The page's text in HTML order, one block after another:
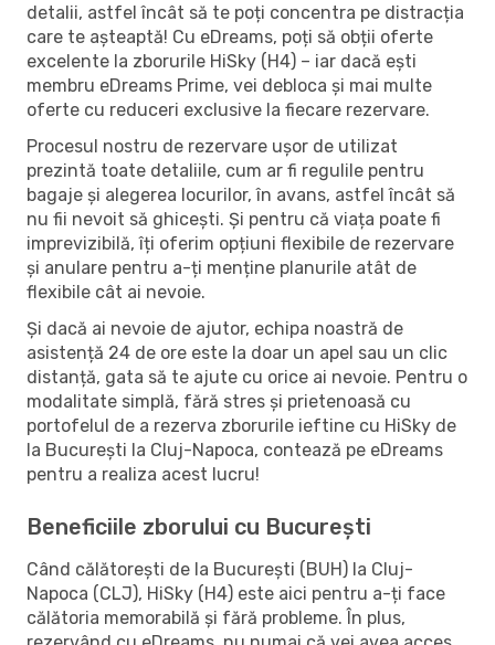
detalii, astfel încât să te poți concentra pe distracția
care te așteaptă! Cu eDreams, poți să obții oferte
excelente la zborurile HiSky (H4) – iar dacă ești
membru eDreams Prime, vei debloca și mai multe
oferte cu reduceri exclusive la fiecare rezervare.
Procesul nostru de rezervare ușor de utilizat
prezintă toate detaliile, cum ar fi regulile pentru
bagaje și alegerea locurilor, în avans, astfel încât să
nu fii nevoit să ghicești. Și pentru că viața poate fi
imprevizibilă, îți oferim opțiuni flexibile de rezervare
și anulare pentru a-ți menține planurile atât de
flexibile cât ai nevoie.
Și dacă ai nevoie de ajutor, echipa noastră de
asistență 24 de ore este la doar un apel sau un clic
distanță, gata să te ajute cu orice ai nevoie. Pentru o
modalitate simplă, fără stres și prietenoasă cu
portofelul de a rezerva zborurile ieftine cu HiSky de
la București la Cluj-Napoca, contează pe eDreams
pentru a realiza acest lucru!
Beneficiile zborului cu București
Când călătorești de la București (BUH) la Cluj-
Napoca (CLJ), HiSky (H4) este aici pentru a-ți face
călătoria memorabilă și fără probleme. În plus,